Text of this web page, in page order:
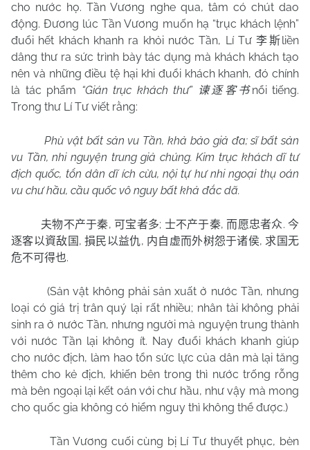
cho nước họ. Tần Vương nghe qua, tâm có chút dao
động. Đương lúc Tần Vương muốn hạ “trục khách lệnh”
đuổi hết khách khanh ra khỏi nước Tần, Lí Tư李斯liền
dâng thư ra sức trình bày tác dụng mà khách khách tạo
nên và những điều tệ hại khi đuổi khách khanh, đó chính
là tác phẩm “Gián trục khách thư” 谏逐客书nổi tiếng.
Trong thư Lí Tư viết rằng:
Phù vật bất sản vu Tần, khả bảo giả đa; sĩ bất sản
vu Tần, nhi nguyện trung giả chúng. Kim trục khách dĩ tư
địch quốc, tổn dân dĩ ích cừu, nội tự hư nhi ngoại thụ oán
vu chư hầu, cầu quốc vô nguy bất khả đắc dã.
夫物不产于秦, 可宝者多; 士不产于秦,而愿忠者众.今
逐客以資敌国 ,損民以益仇, 内自虚而外树怨于诸侯, 求国无
危不可得也.
(Sản vật không phải sản xuất ở nước Tần, nhưng
loại có giá trị trân quý lại rất nhiều; nhân tài không phải
sinh ra ở nước Tần, nhưng người mà nguyện trung thành
với nước Tần lại không ít. Nay đuổi khách khanh giúp
cho nước địch, làm hao tổn sức lực của dân mà lại tăng
thêm cho kẻ địch, khiến bên trong thì nước trống rỗng
mà bên ngoại lại kết oán với chư hầu, như vậy mà mong
cho quốc gia không có hiểm nguy thì không thể được.)
Tần Vương cuối cùng bị Lí Tư thuyết phục, bèn